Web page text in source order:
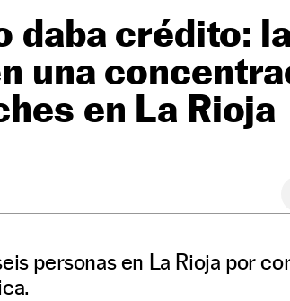
daba crédito:
una
en La Rioja
personas en La Rioja por